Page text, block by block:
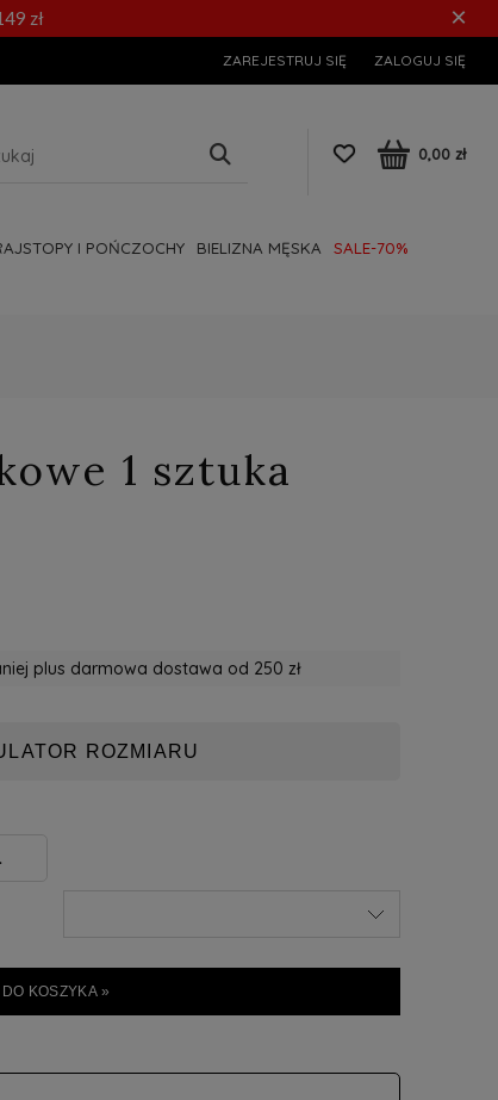
zł ×
ZAREJESTRUJ SIĘ ZALOGUJ SIĘ
0,00 zł
I POŃCZOCHY BIELIZNA MĘSKA SALE-70%
1 sztuka
plus darmowa dostawa od 250 zł
ROZMIARU
DO KOSZYKA »